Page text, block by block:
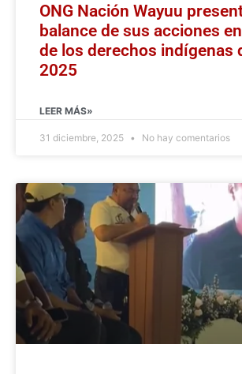
ONG Nación Wayuu
balance de sus acciones
de los derechos indígenas
2025
LEER MÁS»
31 diciembre, 2025 No hay comentarios